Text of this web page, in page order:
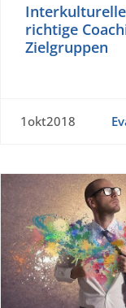
richtige
Zielgruppen
1okt2018